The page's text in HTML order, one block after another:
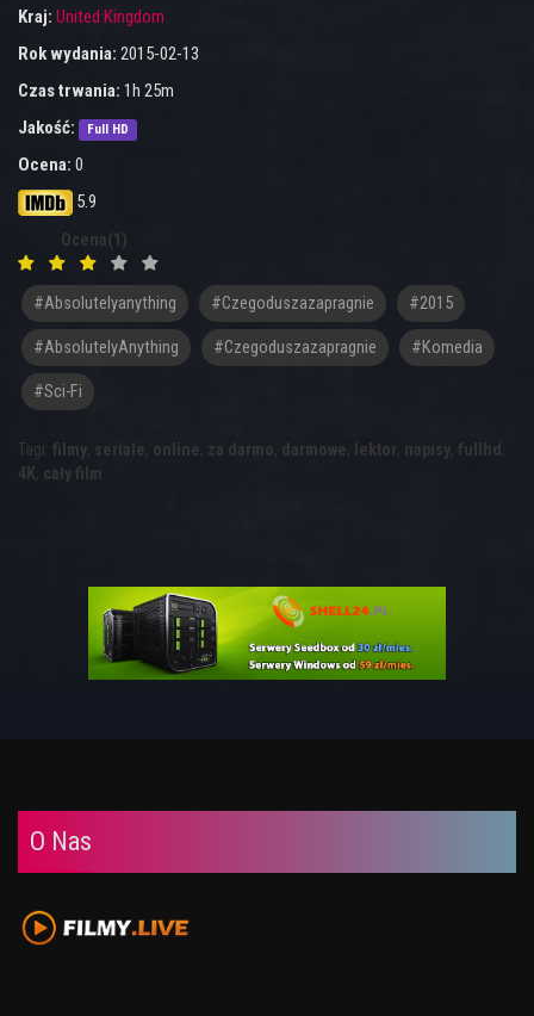
Kraj: United Kingdom
Rok wydania: 2015-02-13
Czas trwania: 1h 25m
Jakość:
Full HD
Ocena: 0
5.9
Ocena(1)
#absolutelyanything #czegoduszazapragnie #2015
#AbsolutelyAnything #Czegoduszazapragnie #komedia
#sci-Fi
Tagi: filmy, seriale, online, za darmo, darmowe, lektor, napisy, fullhd ,
4K, cały film
O Nas